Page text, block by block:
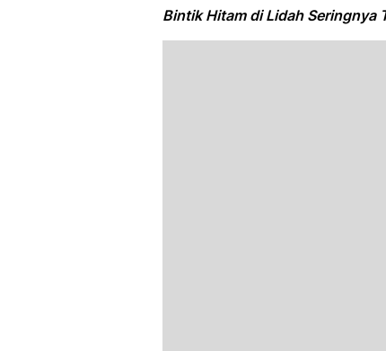
Bintik Hitam di Lidah Seringnya